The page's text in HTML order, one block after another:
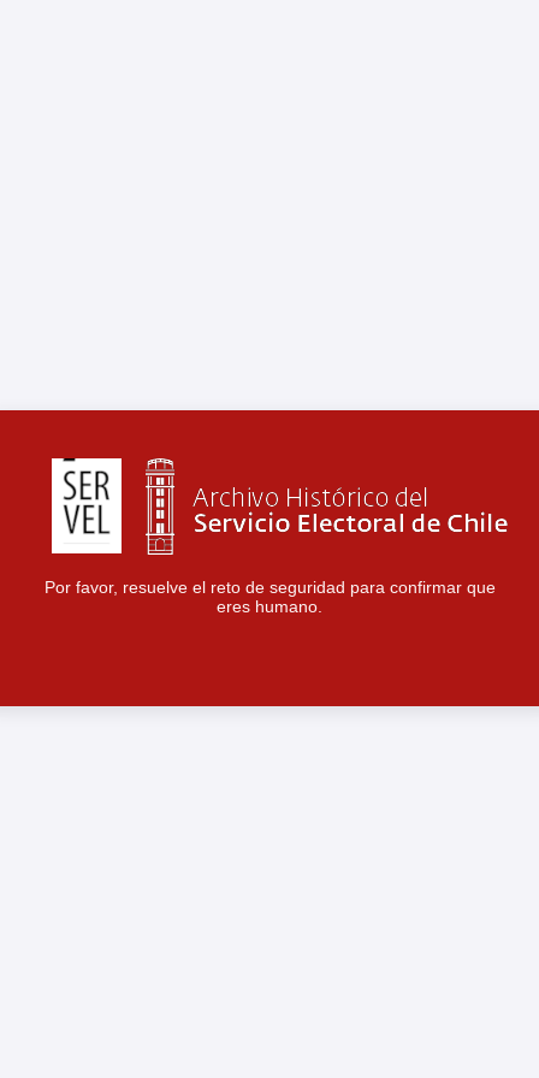
Por favor, resuelve el reto de seguridad para confirmar que
eres humano.